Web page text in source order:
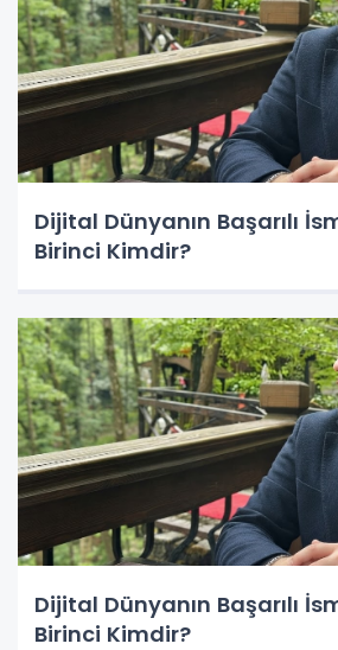
Dijital Dünyanın Başarılı
Birinci Kimdir?
Dijital Dünyanın Başarılı
Birinci Kimdir?